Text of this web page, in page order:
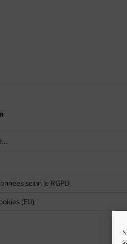
selon le RGPD
(EU)